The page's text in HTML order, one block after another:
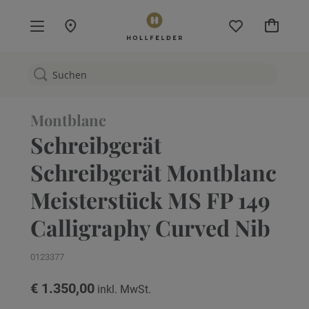
Mein
Montblanc
Schreibgerät
Schreibgerät Montblanc
Meisterstück MS FP 149
Calligraphy Curved Nib
0123377
€ 1.350,00